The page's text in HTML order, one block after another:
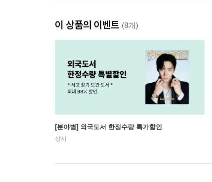
이 상품의 이벤트 (8개)
[분야별] 외국도서 한정수량 특가할인
상시